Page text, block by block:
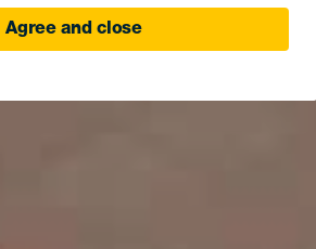
Agree and close